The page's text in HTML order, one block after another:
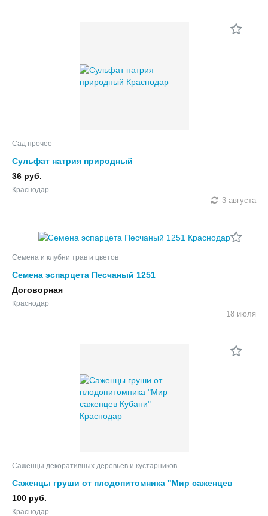
Сад прочее
Сульфат натрия природный
36 руб.
Краснодар
3 августа
Семена и клубни трав и цветов
Семена эспарцета Песчаный 1251
Договорная
Краснодар
18 июля
Саженцы декоративных деревьев и кустарников
Саженцы груши от плодопитомника "Мир саженцев
Кубани"
100 руб.
Краснодар